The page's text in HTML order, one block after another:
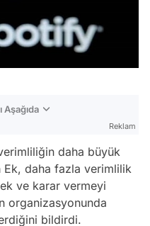
Aşağıda
Reklam
daha büyük
Ek, daha fazla verimlilik
ve karar vermeyi
organizasyonunda
bildirdi.